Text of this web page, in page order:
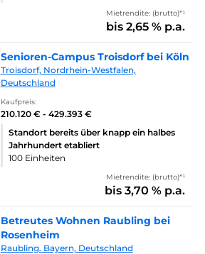
Mietrendite: (brutto)*¹
bis 2,65 % p.a.
Senioren-Campus Troisdorf bei Köln
Troisdorf, Nordrhein-Westfalen,
Deutschland
Kaufpreis:
210.120 € - 429.393 €
Standort bereits über knapp ein halbes
Jahrhundert etabliert
100 Einheiten
Mietrendite: (brutto)*¹
bis 3,70 % p.a.
Betreutes Wohnen Raubling bei
Rosenheim
Raubling. Bayern, Deutschland